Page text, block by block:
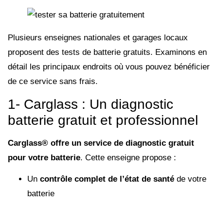
Plusieurs enseignes nationales et garages locaux
proposent des tests de batterie gratuits. Examinons en
détail les principaux endroits où vous pouvez bénéficier
de ce service sans frais.
1- Carglass : Un diagnostic
batterie gratuit et professionnel
Carglass® offre un service de diagnostic gratuit
pour votre batterie. Cette enseigne propose :
Un contrôle complet de l’état de santé de votre
batterie